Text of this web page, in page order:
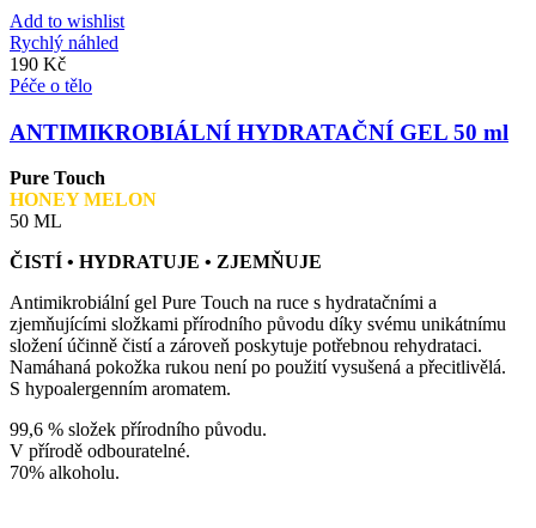
Add to wishlist
Rychlý náhled
190 Kč
Péče o tělo
ANTIMIKROBIÁLNÍ HYDRATAČNÍ GEL 50 ml
Pure Touch
HONEY MELON
50 ML
ČISTÍ • HYDRATUJE • ZJEMŇUJE
Antimikrobiální gel Pure Touch na ruce s hydratačními a
zjemňujícími složkami přírodního původu díky svému unikátnímu
složení účinně čistí a zároveň poskytuje potřebnou rehydrataci.
Namáhaná pokožka rukou není po použití vysušená a přecitlivělá.
S hypoalergenním aromatem.
99,6 % složek přírodního původu.
V přírodě odbouratelné.
70% alkoholu.